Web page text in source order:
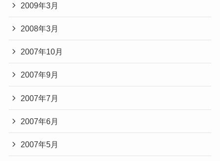
2009年3月
2008年3月
2007年10月
2007年9月
2007年7月
2007年6月
2007年5月